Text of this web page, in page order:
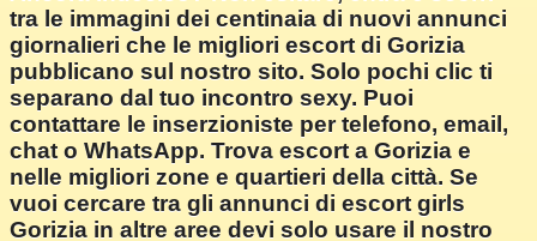
tra le immagini dei centinaia di nuovi annunci
giornalieri che le migliori escort di Gorizia
pubblicano sul nostro sito. Solo pochi clic ti
separano dal tuo incontro sexy. Puoi
contattare le inserzioniste per telefono, email,
chat o WhatsApp. Trova escort a Gorizia e
nelle migliori zone e quartieri della città. Se
vuoi cercare tra gli annunci di escort girls
Gorizia in altre aree devi solo usare il nostro